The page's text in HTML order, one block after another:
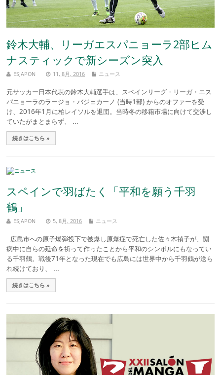
鈴木大輔、リーガエスパニョーラ2部ヒム
ナスティックで新シーズン突入
ESJAPON 11, 8月, 2016 ニュース
元サッカー日本代表の鈴木大輔選手は、スペインリーグ・リーガ・エス
パニョーラのラージョ・バジェカーノ (当時1部) からのオファーを受
け、2016年1月に柏レイソルを退団。当時冬の移籍市場に向けて交渉し
ていたがまとまらず、 ...
続きはこちら »
スペインで羽ばたく「平和を願う千羽
鶴」
ESJAPON 5, 8月, 2016 ニュース
広島市への原子爆弾投下で被爆し原爆症で死亡した佐々木禎子が、闘
病中に自らの延命を祈って作ったことから平和のシンボルにもなってい
る千羽鶴。戦後71年となった現在でも広島には世界中から千羽鶴が送ら
れ続けており、 ...
続きはこちら »